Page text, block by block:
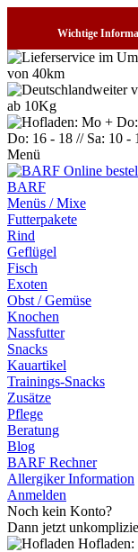
Wichtige
von 40km
ab 10Kg
Do: 16 - 18 // Sa: 10 -
Menü
BARF
Menüs / Mixe
Futterpakete
Rind
Geflügel
Fisch
Exoten
Obst / Gemüse
Knochen
Nassfutter
Snacks
Kauartikel
Trainings-Snacks
Zusätze
Pflege
Beratung
Blog
BARF Rechner
Allergiker Information
Anmelden
Noch kein Konto?
Dann jetzt
Hofladen: